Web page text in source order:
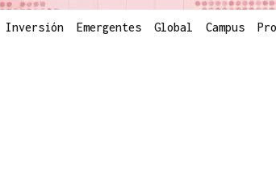
Inversión Emergentes Global Campus